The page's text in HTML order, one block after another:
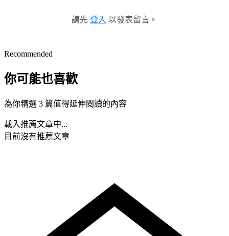
請先 登入 以發表留言。
Recommended
你可能也喜歡
為你精選 3 篇值得延伸閱讀的內容
載入推薦文章中...
目前沒有推薦文章